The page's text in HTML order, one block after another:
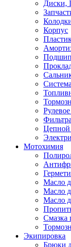
Диски,
Корпус
Фильтра
Цепной
Мотохимия
Масло
Масло
Масло
Смазка
Экипировка
Брюки